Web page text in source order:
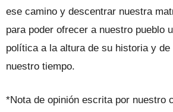
ese camino y descentrar nuestra
para poder ofrecer a nuestro pueblo
política a la altura de su historia y
nuestro tiempo.
*Nota de opinión escrita por nuestro